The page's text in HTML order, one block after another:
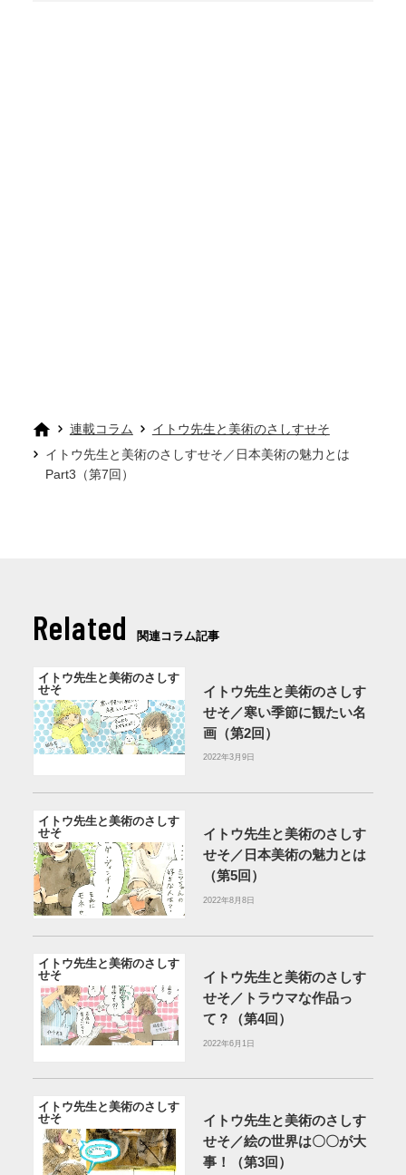
連載コラム
イトウ先生と美術のさしすせそ
イトウ先生と美術のさしすせそ／日本美術の魅力とは
Part3（第7回）
Related 関連コラム記事
イトウ先生と美術のさしす
せそ
イトウ先生と美術のさしす
せそ／寒い季節に観たい名
画（第2回）
2022年3月9日
イトウ先生と美術のさしす
せそ
イトウ先生と美術のさしす
せそ／日本美術の魅力とは
（第5回）
2022年8月8日
イトウ先生と美術のさしす
せそ
イトウ先生と美術のさしす
せそ／トラウマな作品っ
て？（第4回）
2022年6月1日
イトウ先生と美術のさしす
せそ
イトウ先生と美術のさしす
せそ／絵の世界は〇〇が大
事！（第3回）